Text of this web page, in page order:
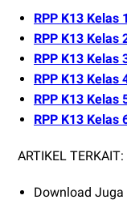
RPP K13 Kelas
RPP K13 Kelas
RPP K13 Kelas
RPP K13 Kelas
RPP K13 Kelas
RPP K13 Kelas
ARTIKEL TERKAIT:
Download